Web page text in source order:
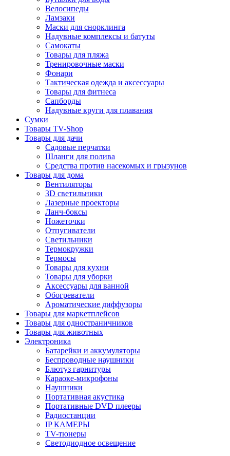
Велосипеды
Ламзаки
Маски для снорклинга
Надувные комплексы и батуты
Самокаты
Товары для пляжа
Тренировочные маски
Фонари
Тактическая одежда и аксессуары
Товары для фитнеса
Сапборды
Надувные круги для плавания
Сумки
Товары TV-Shop
Товары для дачи
Садовые перчатки
Шланги для полива
Средства против насекомых и грызунов
Товары для дома
Вентиляторы
3D светильники
Лазерные проекторы
Ланч-боксы
Ножеточки
Отпугиватели
Светильники
Термокружки
Термосы
Товары для кухни
Товары для уборки
Аксессуары для ванной
Обогреватели
Ароматические диффузоры
Товары для маркетплейсов
Товары для одностраничников
Товары для животных
Электроника
Батарейки и аккумуляторы
Беспроводные наушники
Блютуз гарнитуры
Караоке-микрофоны
Наушники
Портативная акустика
Портативные DVD плееры
Радиостанции
IP КАМЕРЫ
TV-тюнеры
Светодиодное освещение